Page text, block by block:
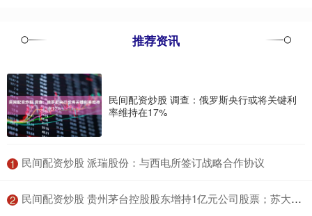
推荐资讯
民间配资炒股 调查：俄罗斯央行或将关键利
率维持在17%
1 ​民间配资炒股 派瑞股份：与西电所签订战略合作协议
2 ​民间配资炒股 贵州茅台控股股东增持1亿元公司股票；苏大维格拟收购光掩模检测设备公司控股权｜公告精选